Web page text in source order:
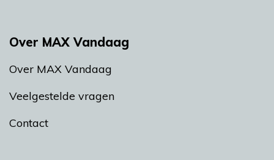
Over MAX Vandaag
Over MAX Vandaag
Veelgestelde vragen
Contact